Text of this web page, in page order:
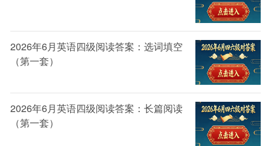
2026年6月英语四级阅读答案：选词填空
（第一套）
2026年6月英语四级阅读答案：长篇阅读
（第一套）